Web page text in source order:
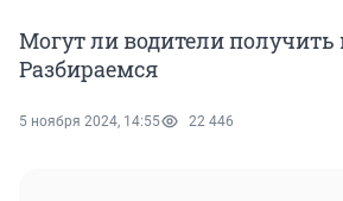
Могут ли водители
Разбираемся
5 ноября 2024, 14:55 22 446